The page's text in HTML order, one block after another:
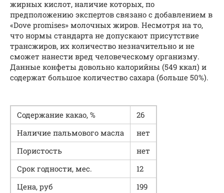
жирных кислот, наличие которых, по
предположению экспертов связано с добавлением в
«Dove promises» молочных жиров. Несмотря на то,
что нормы стандарта не допускают присутствие
трансжиров, их количество незначительно и не
сможет нанести вред человеческому организму.
Данные конфеты довольно калорийны (549 ккал) и
содержат большое количество сахара (больше 50%).
Содержание какао, %
26
Наличие пальмового масла
нет
Пористость
нет
Срок годности, мес.
12
Цена, руб
199